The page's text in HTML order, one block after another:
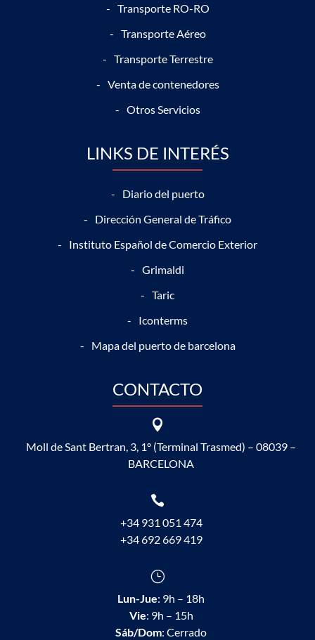
Transporte RO-RO
Transporte Aéreo
Transporte Terrestre
Venta de contenedores
Otros Servicios
LINKS DE INTERÉS
Diario del puerto
Dirección General de Tráfico
Instituto Español de Comercio Exterior
Grimaldi
Taric
Iconterms
Mapa del puerto de barcelona
CONTACTO

Moll de Sant Bertran, 3, 1º (Terminal Trasmed) – 08039 –
BARCELONA

+34 931 051 474
+34 692 669 419
}
Lun-Jue: 9h – 18h
Vie: 9h – 15h
Sáb/Dom: Cerrado